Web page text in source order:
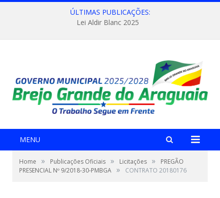
ÚLTIMAS PUBLICAÇÕES:
Lei Aldir Blanc 2025
MENU
Home » Publicações Oficiais » Licitações »
PREGÃO
PRESENCIAL Nº 9/2018-30-PMBGA » CONTRATO 20180176